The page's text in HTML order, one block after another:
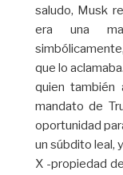
saludo, Musk
era una
que lo
quien también
mandato de
oportunidad
un súbdito leal,
X -propiedad